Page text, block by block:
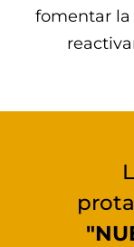
fomentar la